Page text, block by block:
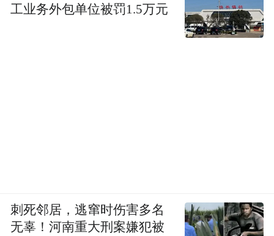
工业务外包单位被罚1.5万元
刺死邻居，逃窜时伤害多名
无辜！河南重大刑案嫌犯被